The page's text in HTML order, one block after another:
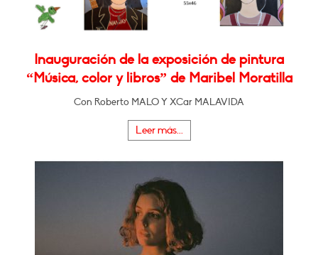
Inauguración de la exposición de pintura
“Música, color y libros” de Maribel Moratilla
Con Roberto MALO Y XCar MALAVIDA
Leer más...